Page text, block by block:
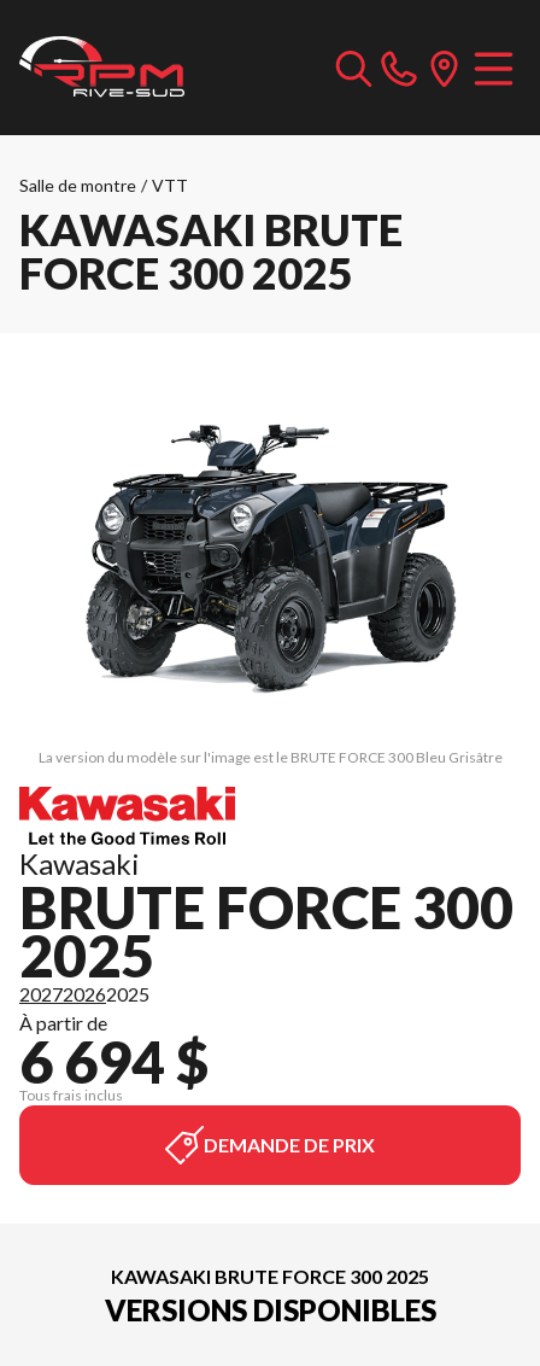
Salle de montre / VTT
KAWASAKI BRUTE
FORCE 300 2025
La version du modèle sur l'image est le BRUTE FORCE 300 Bleu Grisâtre
Kawasaki
BRUTE FORCE 300
2025
202720262025
À partir de
6 694 $
Tous frais inclus
DEMANDE DE PRIX
KAWASAKI BRUTE FORCE 300 2025
VERSIONS DISPONIBLES